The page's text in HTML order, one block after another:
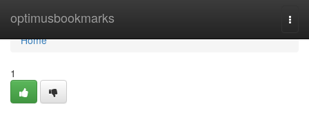
optimusbookmarks
Home
Home
1